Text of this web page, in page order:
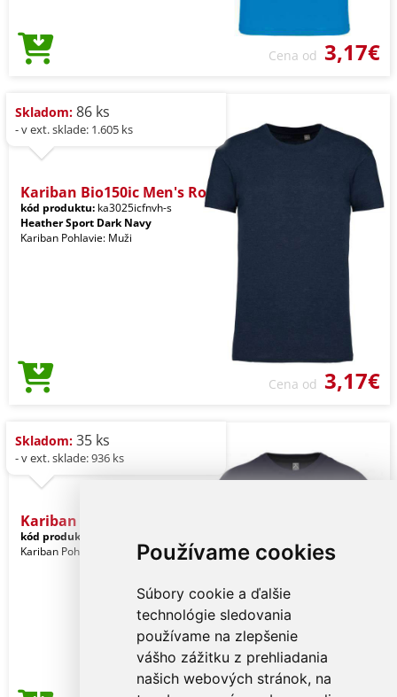
Používame cookies
Súbory cookie a ďalšie
technológie sledovania
používame na zlepšenie
vášho zážitku z prehliadania
našich webových stránok, na
Cena od 3,17€
Skladom: 86 ks
- v ext. sklade: 1.605 ks
Kariban Bio150ic Men's Ro
kód produktu: ka3025icfnvh-s
Heather Sport Dark Navy
Kariban Pohlavie: Muži
Cena od 3,17€
Skladom: 35 ks
- v ext. sklade: 936 ks
Kariban Bio150ic Men's Ro
kód produktu:
Kariban Pohlavie: Muži